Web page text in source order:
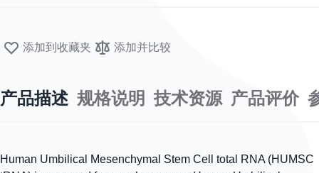
添加到收藏夹 添加并比较
产品描述 规格说明 技术资源 产品评价
Human Umbilical Mesenchymal Stem Cell total RNA (HUMSC